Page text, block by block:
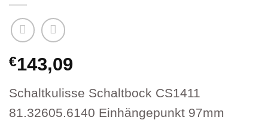
€143,09
Schaltkulisse Schaltbock CS1411
81.32605.6140 Einhängepunkt 97mm